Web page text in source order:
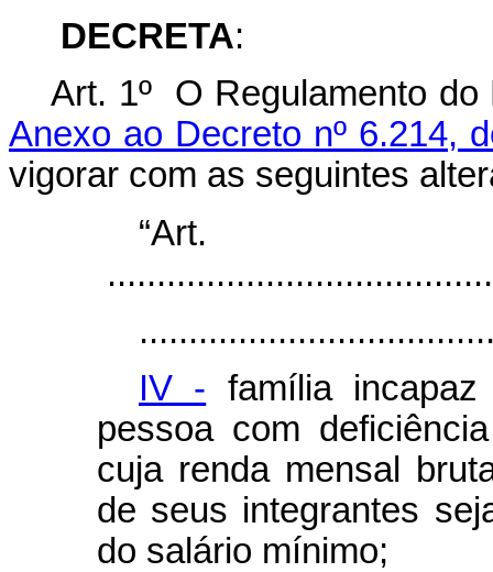
DECRETA:
Art. 1º O Regulamento
Anexo ao Decreto nº 6.214,
vigorar com as seguintes
IV - família
pessoa com
cuja renda mensal
de seus integrantes
do salário mínimo;